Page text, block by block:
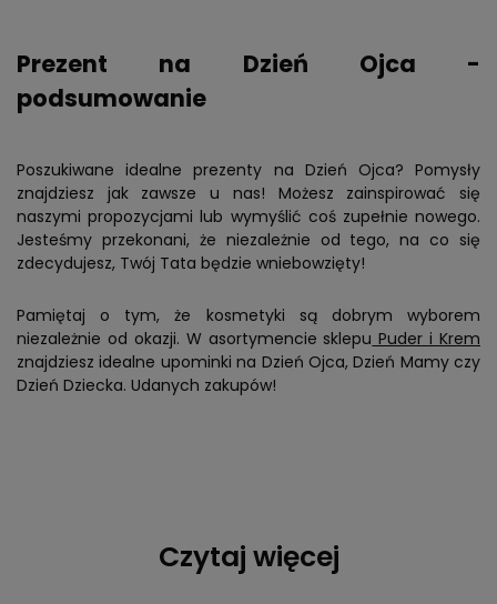
Prezent na Dzień Ojca -
podsumowanie
Poszukiwane idealne prezenty na Dzień Ojca? Pomysły
znajdziesz jak zawsze u nas! Możesz zainspirować się
naszymi propozycjami lub wymyślić coś zupełnie nowego.
Jesteśmy przekonani, że niezależnie od tego, na co się
zdecydujesz, Twój Tata będzie wniebowzięty!
Pamiętaj o tym, że kosmetyki są dobrym wyborem
niezależnie od okazji. W asortymencie sklepu Puder i Krem
znajdziesz idealne upominki na Dzień Ojca, Dzień Mamy czy
Dzień Dziecka. Udanych zakupów!
Czytaj więcej